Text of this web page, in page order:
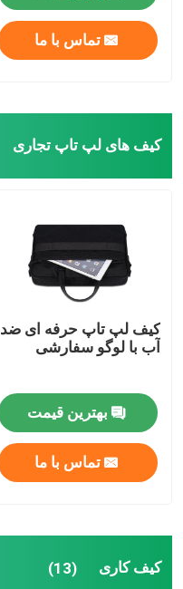
تماس با ما
کیف های لپ تاپ تجاری
کیف لپ تاپ حرفه ای ضد
آب با لوگو سفارشی
بهترین قیمت
تماس با ما
کیف کاری (13)